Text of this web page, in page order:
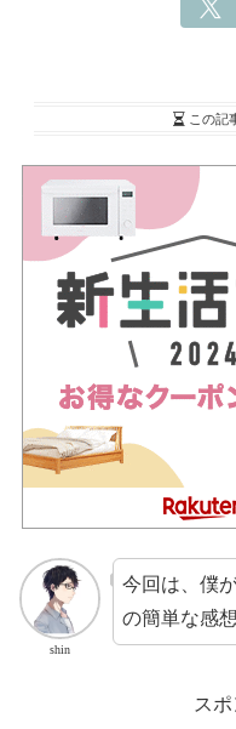
この記
shin
今回は、僕
の簡単な感
ス